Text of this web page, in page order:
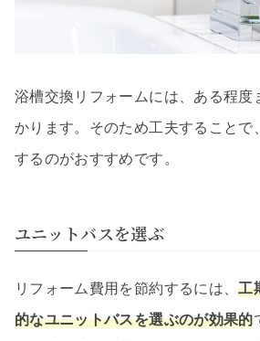
浴槽交換リフォームには、ある程度
かります。そのため工夫することで
するのがおすすめです。
ユニットバスを選ぶ
リフォーム費用を節約するには、工
的なユニットバスを選ぶのが効果的